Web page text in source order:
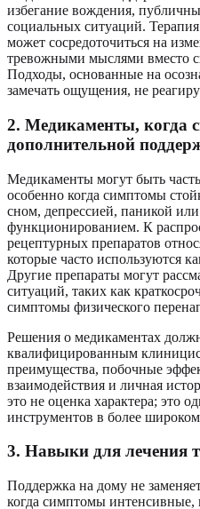
избегание вождения,
социальных ситуаций.
может сосредоточиться на
тревожными мыслями вместо
Подходы, основанные на
замечать ощущения, не
2. Медикаменты, когда
дополнительной
Медикаменты могут быть
особенно когда симптомы
сном, депрессией, паникой
функционированием. К
рецептурных препаратов
которые часто используются
Другие препараты могут
ситуаций, таких как
симптомы физического
Решения о медикаментах
квалифицированным
преимущества, побочные
взаимодействия и личная
это не оценка характера; это
инструментов в более
3. Навыки для лечения
Поддержка на дому не
когда симптомы интенсивные,